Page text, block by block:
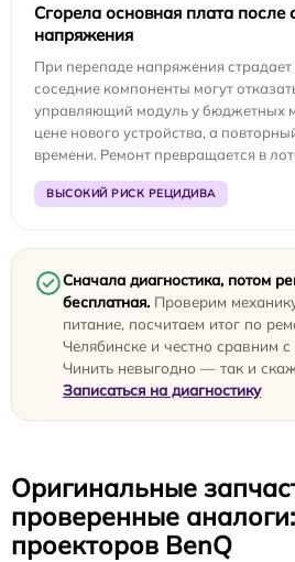
Сгорела основная плата после
напряжения
При перепаде напряжения страдает
соседние компоненты могут
управляющий модуль у бюджетных
цене нового устройства, а
времени. Ремонт превращается в
ВЫСОКИЙ РИСК РЕЦИДИВА
Сначала диагностика, потом
бесплатная. Проверим
питание, посчитаем итог по
Челябинске и честно сравним
Чинить невыгодно — так и
Записаться на диагностику
Оригинальные
проверенные
проекторов BenQ